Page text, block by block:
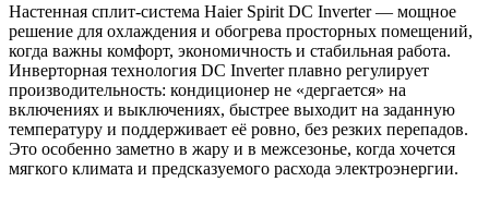
Настенная сплит-система Haier Spirit DC Inverter — мощное
решение для охлаждения и обогрева просторных помещений,
когда важны комфорт, экономичность и стабильная работа.
Инверторная технология DC Inverter плавно регулирует
производительность: кондиционер не «дергается» на
включениях и выключениях, быстрее выходит на заданную
температуру и поддерживает её ровно, без резких перепадов.
Это особенно заметно в жару и в межсезонье, когда хочется
мягкого климата и предсказуемого расхода электроэнергии.